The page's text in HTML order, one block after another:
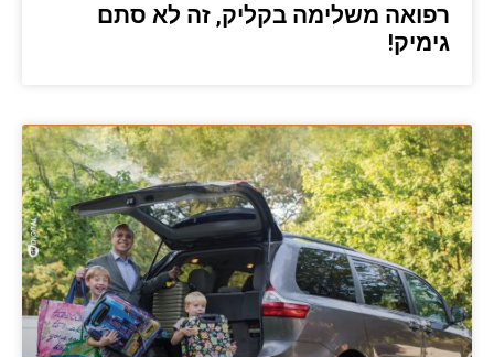
רפואה משלימה בקליק, זה לא סתם
גימיק!